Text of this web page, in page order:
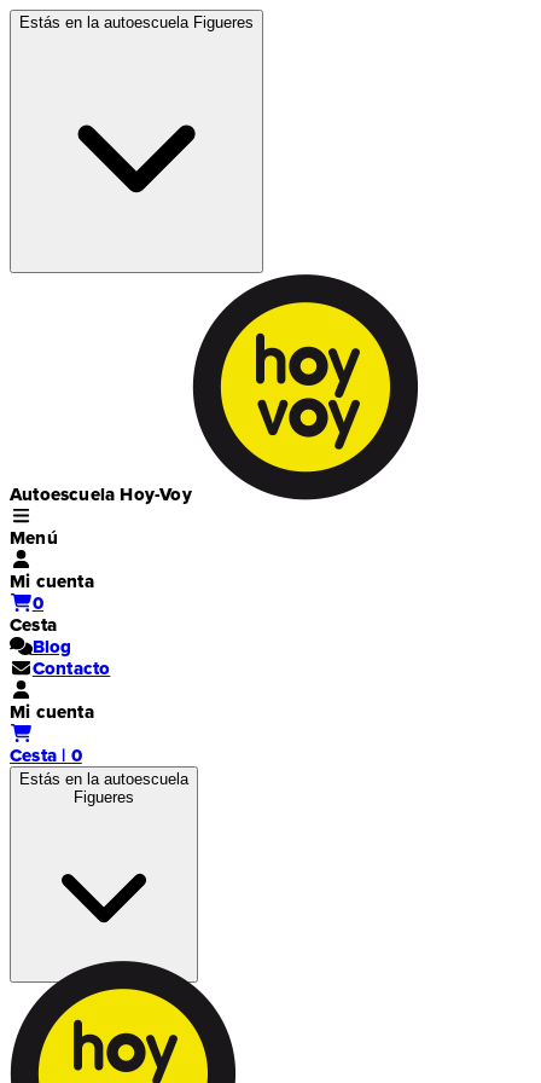
Estás en la autoescuela Figueres
Autoescuela Hoy-Voy
Menú
Mi cuenta
0
Cesta
Blog
Contacto
Mi cuenta
Cesta | 0
Estás en la autoescuela
Figueres